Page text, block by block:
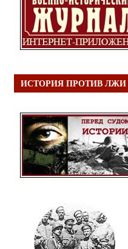
ИСТОРИЯ ПРОТИВ ЛЖИ